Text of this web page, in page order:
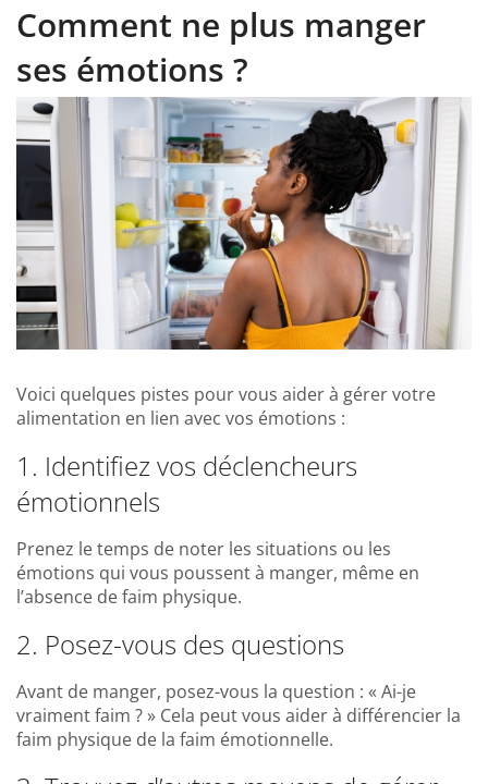
Comment ne plus manger
ses émotions ?
Voici quelques pistes pour vous aider à gérer votre
alimentation en lien avec vos émotions :
1. Identifiez vos déclencheurs
émotionnels
Prenez le temps de noter les situations ou les
émotions qui vous poussent à manger, même en
l’absence de faim physique.
2. Posez-vous des questions
Avant de manger, posez-vous la question : « Ai-je
vraiment faim ? » Cela peut vous aider à différencier la
faim physique de la faim émotionnelle.